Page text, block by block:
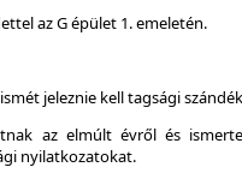
az G épület 1. emeletén.
jeleznie kell tagsági
az elmúlt évről és
nyilatkozatokat.